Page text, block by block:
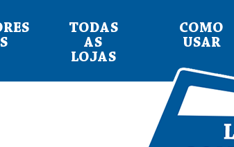
TODAS
AS
LOJAS
COMO
USAR